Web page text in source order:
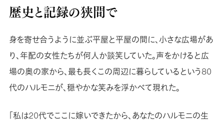
歴史と記録の狭間で
身を寄せ合うように並ぶ平屋と平屋の間に、小さな広場があ
り、年配の女性たちが何人か談笑していた。声をかけると広
場の奥の家から、最も長くこの周辺に暮らしているという80
代のハルモニが、穏やかな笑みを浮かべて現れた。
「私は20代でここに嫁いできたから、あなたのハルモニの生